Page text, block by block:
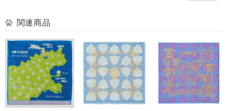
関連商品